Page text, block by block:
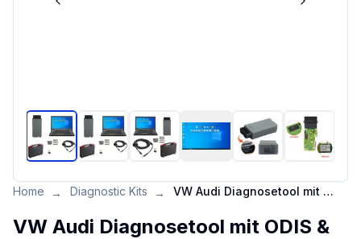
Home → Diagnostic Kits → VW Audi Diagnosetool mit ODIS & VAS 5054A
VW Audi Diagnosetool mit ODIS &